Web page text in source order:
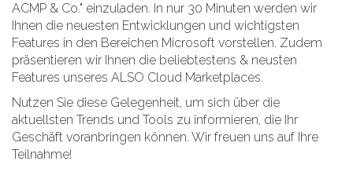
ACMP & Co." einzuladen. In nur 30 Minuten werden wir
Ihnen die neuesten Entwicklungen und wichtigsten
Features in den Bereichen Microsoft vorstellen. Zudem
präsentieren wir Ihnen die beliebtestens & neusten
Features unseres ALSO Cloud Marketplaces.
Nutzen Sie diese Gelegenheit, um sich über die
aktuellsten Trends und Tools zu informieren, die Ihr
Geschäft voranbringen können. Wir freuen uns auf Ihre
Teilnahme!